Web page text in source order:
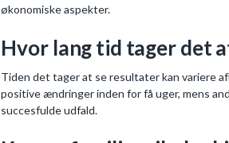
økonomiske aspekter.
Hvor lang tid tager det
Tiden det tager at se resultater kan variere
positive ændringer inden for få uger, mens
succesfulde udfald.